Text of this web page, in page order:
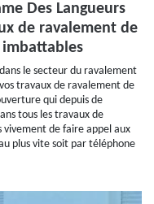
Des Langueurs
de ravalement de
imbattables
le secteur du ravalement
travaux de ravalement de
qui depuis de
tous les travaux de
vivement de faire appel aux
plus vite soit par téléphone